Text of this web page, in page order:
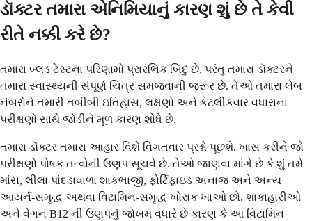
ડૉક્ટર તમારા એનિમિયાનું કારણ શું છે તે કેવી
રીતે નક્કી કરે છે?
તમારા બ્લડ ટેસ્ટના પરિણામો પ્રારંભિક બિંદુ છે, પરંતુ તમારા ડૉક્ટરને
તમારા સ્વાસ્થ્યની સંપૂર્ણ ચિત્ર સમજવાની જરૂર છે. તેઓ તમારા લેબ
નંબરોને તમારી તબીબી ઇતિહાસ, લક્ષણો અને કેટલીકવાર વધારાના
પરીક્ષણો સાથે જોડીને મૂળ કારણ શોધે છે.
તમારા ડૉક્ટર તમારા આહાર વિશે વિગતવાર પ્રશ્નો પૂછશે, ખાસ કરીને જો
પરીક્ષણો પોષક તત્વોની ઉણપ સૂચવે છે. તેઓ જાણવા માંગે છે કે શું તમે
માંસ, લીલા પાંદડાવાળા શાકભાજી, ફોર્ટિફાઇડ અનાજ અને અન્ય
આયર્ન-સમૃદ્ધ અથવા વિટામિન-સમૃદ્ધ ખોરાક ખાઓ છો. શાકાહારીઓ
અને વેગન B12 ની ઉણપનું જોખમ વધારે છે કારણ કે આ વિટામિન